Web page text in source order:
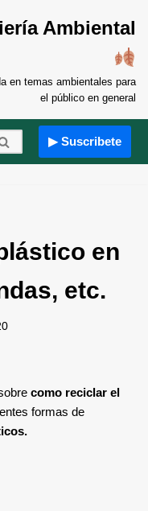
Ambiental
en temas ambientales para
el público en general
▶ Suscribete
en
etc.
como reciclar el
formas de